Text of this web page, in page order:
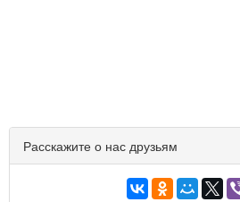
Расскажите о нас друзьям